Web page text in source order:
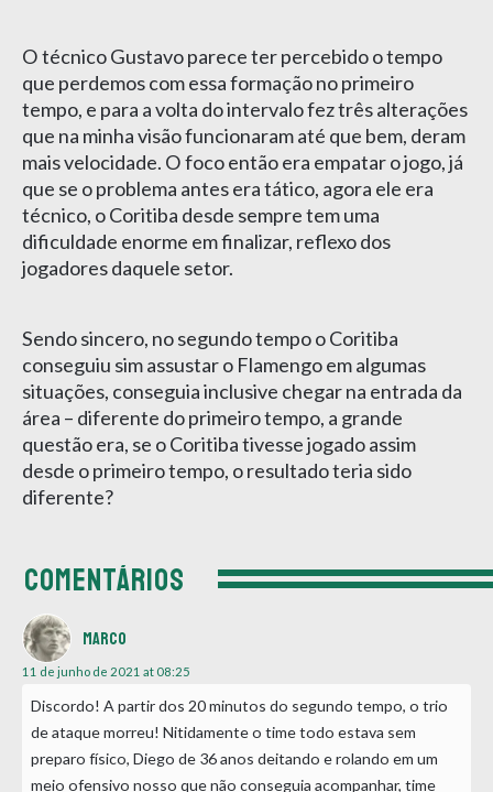
O técnico Gustavo parece ter percebido o tempo
que perdemos com essa formação no primeiro
tempo, e para a volta do intervalo fez três alterações
que na minha visão funcionaram até que bem, deram
mais velocidade. O foco então era empatar o jogo, já
que se o problema antes era tático, agora ele era
técnico, o Coritiba desde sempre tem uma
dificuldade enorme em finalizar, reflexo dos
jogadores daquele setor.
Sendo sincero, no segundo tempo o Coritiba
conseguiu sim assustar o Flamengo em algumas
situações, conseguia inclusive chegar na entrada da
área – diferente do primeiro tempo, a grande
questão era, se o Coritiba tivesse jogado assim
desde o primeiro tempo, o resultado teria sido
diferente?
COMENTÁRIOS
Marco
11 de junho de 2021 at 08:25
Discordo! A partir dos 20 minutos do segundo tempo, o trio
de ataque morreu! Nitidamente o time todo estava sem
preparo físico, Diego de 36 anos deitando e rolando em um
meio ofensivo nosso que não conseguia acompanhar, time